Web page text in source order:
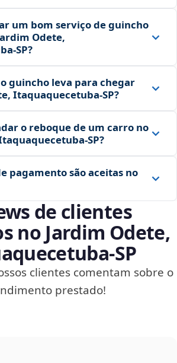
um bom serviço de guincho
Odete,
guincho leva para chegar
Itaquaquecetuba‑SP?
o reboque de um carro no
pagamento são aceitas no
de clientes
no Jardim Odete,
clientes comentam sobre o
prestado!